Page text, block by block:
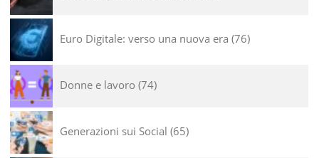
Euro Digitale: verso una nuova era 76
Donne e lavoro 74
Generazioni sui Social 65